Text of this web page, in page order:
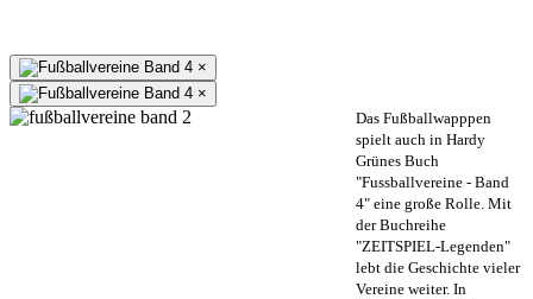
×
×
Das Fußballwapppen
spielt auch in Hardy
Grünes Buch
"Fussballvereine - Band
4" eine große Rolle. Mit
der Buchreihe
"ZEITSPIEL-Legenden"
lebt die Geschichte vieler
Vereine weiter. In